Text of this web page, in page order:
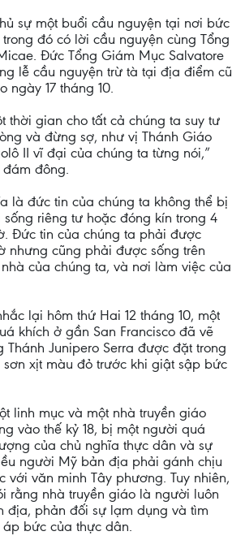
sự một buổi cầu nguyện tại nơi bức
đó có lời cầu nguyện cùng Tổng
Đức Tổng Giám Mục Salvatore
lễ cầu nguyện trừ tà tại địa điểm cũ
ngày 17 tháng 10.
thời gian cho tất cả chúng ta suy tư
và đừng sợ, như vị Thánh Giáo
II vĩ đại của chúng ta từng nói,”
đông.
là đức tin của chúng ta không thể bị
riêng tư hoặc đóng kín trong 4
Đức tin của chúng ta phải được
nhưng cũng phải được sống trên
của chúng ta, và nơi làm việc của
lại hôm thứ Hai 12 tháng 10, một
khích ở gần San Francisco đã vẽ
Junipero Serra được đặt trong
xịt màu đỏ trước khi giật sập bức
linh mục và một nhà truyền giáo
vào thế kỷ 18, bị một người quá
của chủ nghĩa thực dân và sự
người Mỹ bản địa phải gánh chịu
với văn minh Tây phương. Tuy nhiên,
rằng nhà truyền giáo là người luôn
địa, phản đối sự lạm dụng và tìm
bức của thực dân.